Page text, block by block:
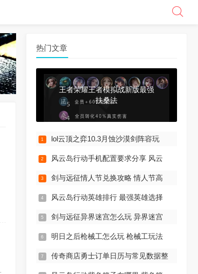
热门文章
王者荣耀王者模拟战新版最强
扶桑法
lol云顶之弈10.3月蚀沙漠剑阵容玩
风云岛行动手机配置要求分享 风云
剑与远征情人节兑换攻略 情人节高
风云岛行动英雄排行 最强英雄选择
剑与远征异界迷宫怎么玩 异界迷宫
明日之后枪械工怎么玩 枪械工玩法
传奇商店勇士订单日历与常见数据整